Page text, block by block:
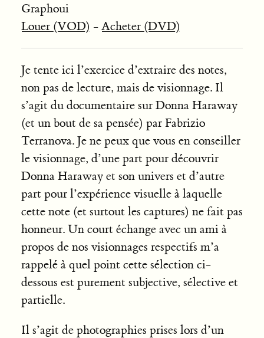
Graphoui
Louer (VOD) - Acheter (DVD)
Je tente ici l’exercice d’extraire des notes,
non pas de lecture, mais de visionnage. Il
s’agit du documentaire sur Donna Haraway
(et un bout de sa pensée) par Fabrizio
Terranova. Je ne peux que vous en conseiller
le visionnage, d’une part pour découvrir
Donna Haraway et son univers et d’autre
part pour l’expérience visuelle à laquelle
cette note (et surtout les captures) ne fait pas
honneur. Un court échange avec un ami à
propos de nos visionnages respectifs m’a
rappelé à quel point cette sélection ci-
dessous est purement subjective, sélective et
partielle.
Il s’agit de photographies prises lors d’un